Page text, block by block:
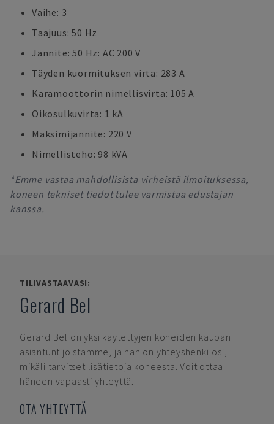
Vaihe: 3
Taajuus: 50 Hz
Jännite: 50 Hz: AC 200 V
Täyden kuormituksen virta: 283 A
Karamoottorin nimellisvirta: 105 A
Oikosulkuvirta: 1 kA
Maksimijännite: 220 V
Nimellisteho: 98 kVA
*Emme vastaa mahdollisista virheistä ilmoituksessa,
koneen tekniset tiedot tulee varmistaa edustajan
kanssa.
TILIVASTAAVASI:
Gerard Bel
Gerard Bel on yksi käytettyjen koneiden kaupan
asiantuntijoistamme, ja hän on yhteyshenkilösi,
mikäli tarvitset lisätietoja koneesta. Voit ottaa
häneen vapaasti yhteyttä.
OTA YHTEYTTÄ